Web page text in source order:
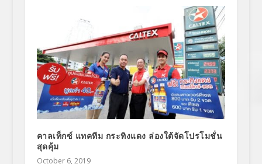
คาลเท็กซ์ แทคทีม กระทิงแดง ล่องใต้จัดโปรโมชั่น
สุดคุ้ม
October 6, 2019